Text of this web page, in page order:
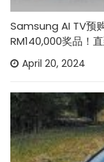
Samsung AI TV预
RM140,000奖品！
April 20, 2024